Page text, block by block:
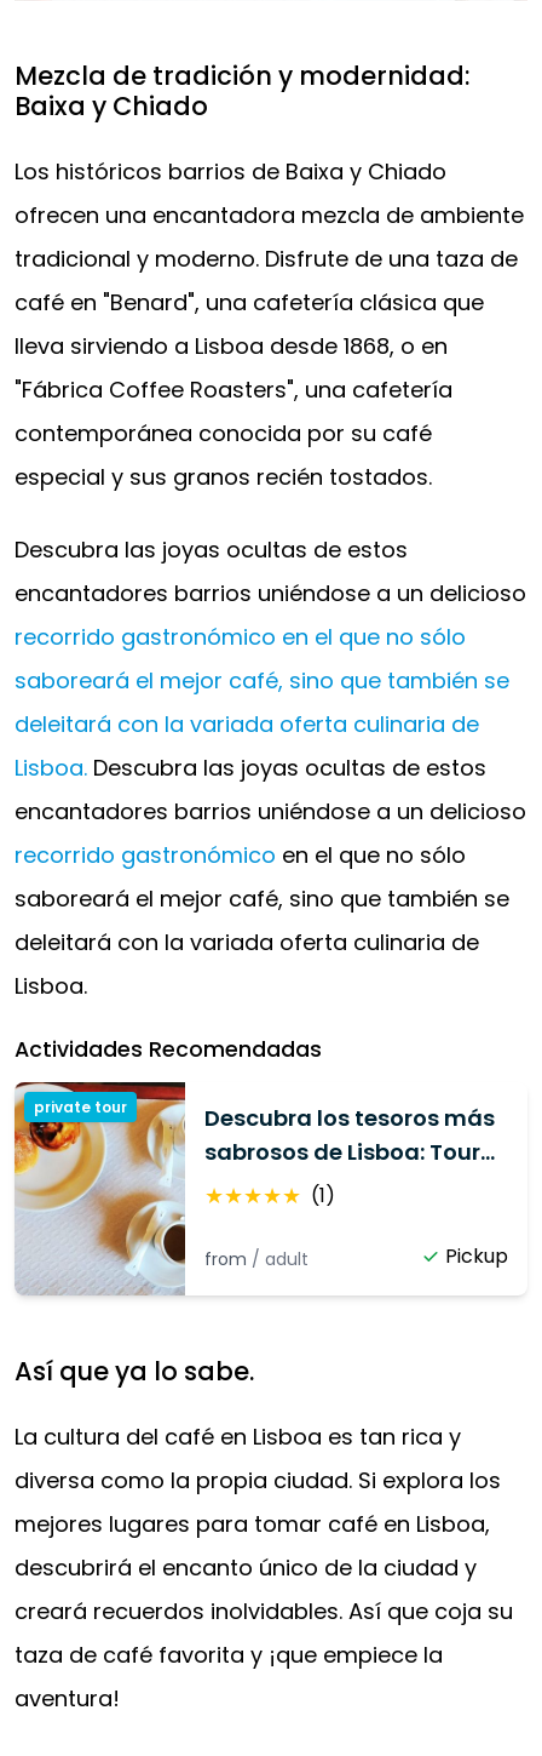
Mezcla de tradición y modernidad:
Baixa y Chiado
Los históricos barrios de Baixa y Chiado
ofrecen una encantadora mezcla de ambiente
tradicional y moderno. Disfrute de una taza de
café en "Benard", una cafetería clásica que
lleva sirviendo a Lisboa desde 1868, o en
"Fábrica Coffee Roasters", una cafetería
contemporánea conocida por su café
especial y sus granos recién tostados.
Descubra las joyas ocultas de estos
encantadores barrios uniéndose a un delicioso
recorrido gastronómico en el que no sólo
saboreará el mejor café, sino que también se
deleitará con la variada oferta culinaria de
Lisboa. Descubra las joyas ocultas de estos
encantadores barrios uniéndose a un delicioso
recorrido gastronómico en el que no sólo
saboreará el mejor café, sino que también se
deleitará con la variada oferta culinaria de
Lisboa.
Actividades Recomendadas
private tour
Descubra los tesoros más
sabrosos de Lisboa: Tour
gastronómico privado
★★★★★ (1)
from /adult Pickup
Así que ya lo sabe.
La cultura del café en Lisboa es tan rica y
diversa como la propia ciudad. Si explora los
mejores lugares para tomar café en Lisboa,
descubrirá el encanto único de la ciudad y
creará recuerdos inolvidables. Así que coja su
taza de café favorita y ¡que empiece la
aventura!